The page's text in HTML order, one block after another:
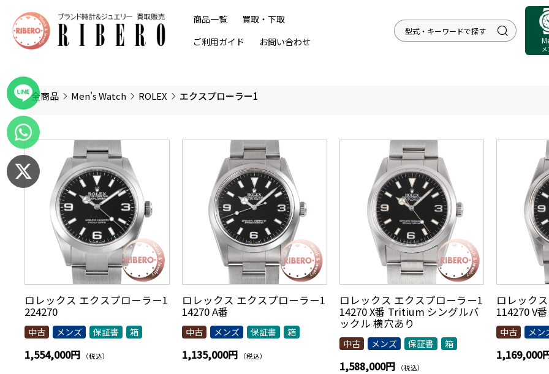
商品一覧
買取・下取
ご利用ガイド
お問い合わせ
メ
全商品 Men's Watch ROLEX エクスプローラー1
ロレックス エクスプローラー1
224270
中古 メンズ 保証書 箱
1,554,000円 （税込）
ロレックス エクスプローラー1
14270 A番
中古 メンズ 保証書 箱
1,135,000円 （税込）
ロレックス エクスプローラー1
14270 X番 Tritium シングルバ
ックル 横穴あり
中古 メンズ 保証書 箱
1,588,000円 （税込）
ロレック
114270 V
中古 メン
1,169,000